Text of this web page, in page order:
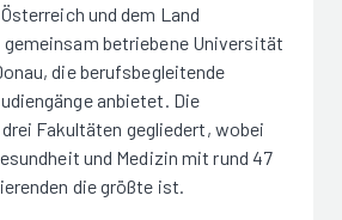
und dem Land
betriebene Universität
die berufsbegleitende
anbietet. Die
Fakultäten gegliedert, wobei
und Medizin mit rund 47
die größte ist.